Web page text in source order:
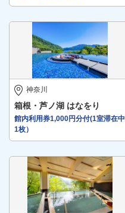
神奈川
箱根・芦ノ湖 はなをり
館内利用券1,000円分付(1室滞在中
1枚）